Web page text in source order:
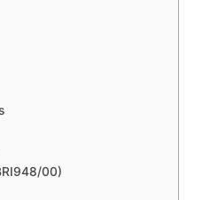
00)